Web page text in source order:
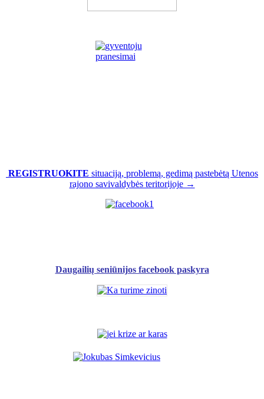
REGISTRUOKITE situaciją, problemą, gedimą pastebėtą Utenos
rajono savivaldybės teritorijoje →
Daugailių seniūnijos facebook paskyra